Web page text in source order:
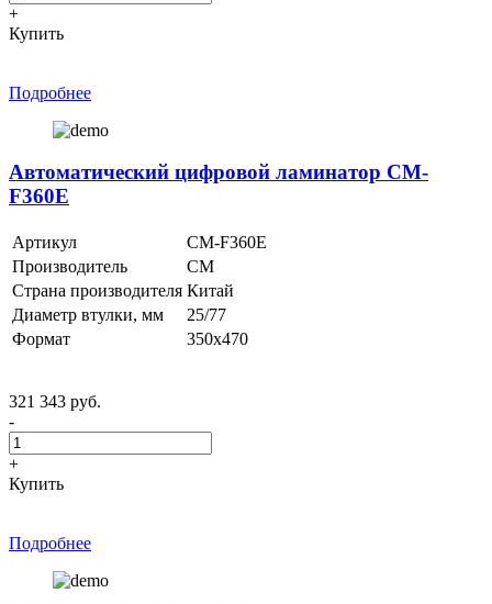
+
Купить
Подробнее
Автоматический цифровой ламинатор CM-
F360E
Артикул
CM-F360E
Производитель
CM
Страна производителя Китай
Диаметр втулки, мм
25/77
Формат
350х470
321 343 руб.
-
+
Купить
Подробнее